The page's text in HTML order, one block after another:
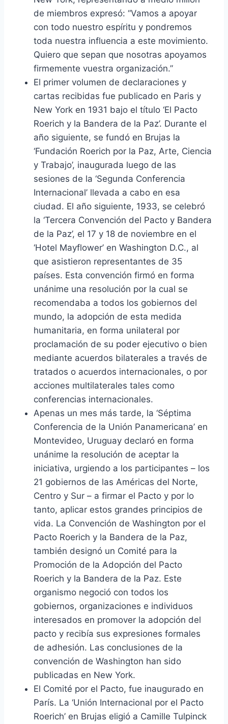
de miembros expresó: “Vamos a apoyar
con todo nuestro espíritu y pondremos
toda nuestra influencia a este movimiento.
Quiero que sepan que nosotras apoyamos
firmemente vuestra organización.”
El primer volumen de declaraciones y
cartas recibidas fue publicado en Paris y
New York en 1931 bajo el título ‘El Pacto
Roerich y la Bandera de la Paz’. Durante el
año siguiente, se fundó en Brujas la
‘Fundación Roerich por la Paz, Arte, Ciencia
y Trabajo’, inaugurada luego de las
sesiones de la ‘Segunda Conferencia
Internacional’ llevada a cabo en esa
ciudad. El año siguiente, 1933, se celebró
la ‘Tercera Convención del Pacto y Bandera
de la Paz’, el 17 y 18 de noviembre en el
‘Hotel Mayflower’ en Washington D.C., al
que asistieron representantes de 35
países. Esta convención firmó en forma
unánime una resolución por la cual se
recomendaba a todos los gobiernos del
mundo, la adopción de esta medida
humanitaria, en forma unilateral por
proclamación de su poder ejecutivo o bien
mediante acuerdos bilaterales a través de
tratados o acuerdos internacionales, o por
acciones multilaterales tales como
conferencias internacionales.
Apenas un mes más tarde, la ‘Séptima
Conferencia de la Unión Panamericana’ en
Montevideo, Uruguay declaró en forma
unánime la resolución de aceptar la
iniciativa, urgiendo a los participantes – los
21 gobiernos de las Américas del Norte,
Centro y Sur – a firmar el Pacto y por lo
tanto, aplicar estos grandes principios de
vida. La Convención de Washington por el
Pacto Roerich y la Bandera de la Paz,
también designó un Comité para la
Promoción de la Adopción del Pacto
Roerich y la Bandera de la Paz. Este
organismo negoció con todos los
gobiernos, organizaciones e individuos
interesados en promover la adopción del
pacto y recibía sus expresiones formales
de adhesión. Las conclusiones de la
convención de Washington han sido
publicadas en New York.
El Comité por el Pacto, fue inaugurado en
París. La ‘Unión Internacional por el Pacto
Roerich’ en Brujas eligió a Camille Tulpinck